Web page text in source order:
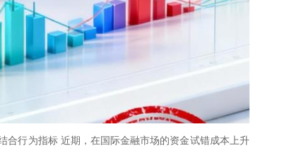
合行为指标 近期，在国际金融市场的资金试错成本上升